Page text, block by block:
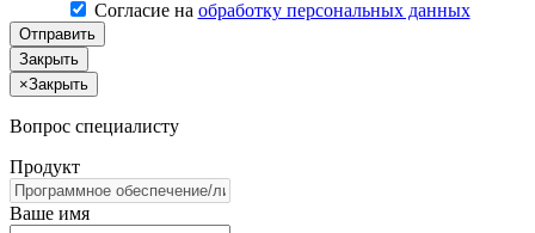
Согласие на обработку персональных данных
Отправить
Закрыть
×Закрыть
Вопрос специалисту
Продукт
Ваше имя